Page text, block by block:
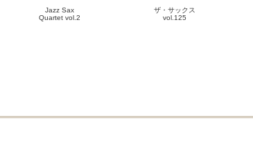
Jazz Sax
Quartet vol.2
ザ・サックス
vol.125